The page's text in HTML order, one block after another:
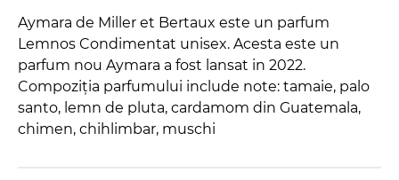
Aymara de Miller et Bertaux este un parfum
Lemnos Condimentat unisex. Acesta este un
parfum nou Aymara a fost lansat in 2022.
Compoziția parfumului include note: tamaie, palo
santo, lemn de pluta, cardamom din Guatemala,
chimen, chihlimbar, muschi